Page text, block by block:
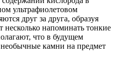
ультрафиолетовом
друг за друга, образуя
напоминать тонкие
что в будущем
необычные камни на предмет